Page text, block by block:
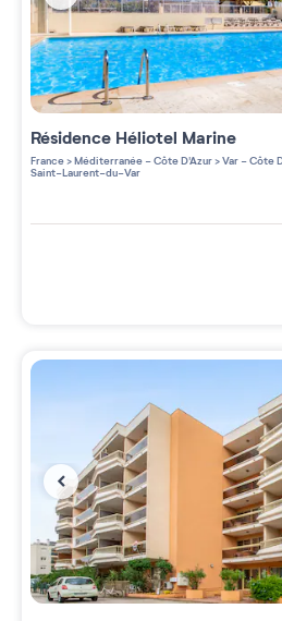
Résidence Héliotel Marine
France>Méditerranée - Côte D'Azur>Var - Côte
Saint-Laurent-du-Var